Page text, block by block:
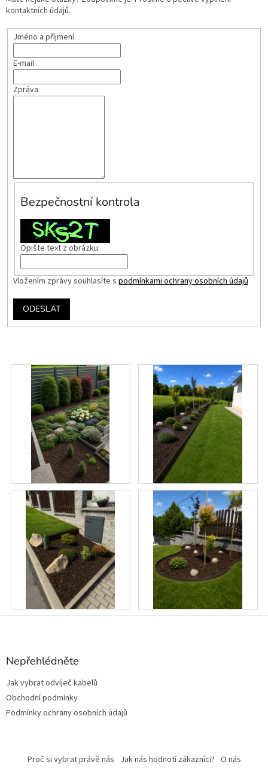
kontaktních údajů.
Jméno a příjmení
E-mail
Zpráva
Bezpečnostní kontrola
Opište text z obrázku
Vložením zprávy souhlasíte s podmínkami ochrany osobních údajů
ODESLAT
Z
Nepřehlédněte
Jak vybrat odvíječ kabelů
Obchodní podmínky
Podmínky ochrany osobních údajů
Proč si vybrat právě nás Jak nás hodnotí zákazníci? O nás